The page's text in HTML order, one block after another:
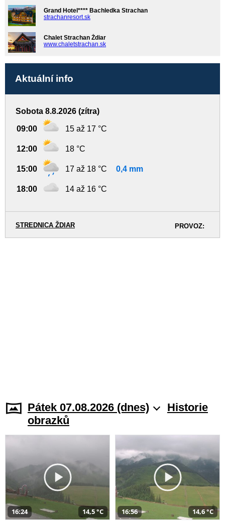
Grand Hotel**** Bachledka Strachan
strachanresort.sk
Chalet Strachan Ždiar
www.chaletstrachan.sk
Aktuální info
Sobota 8.8.2026 (zítra)
09:00 15 až 17 °C
12:00 18 °C
15:00 17 až 18 °C 0,4 mm
18:00 14 až 16 °C
PROVOZ:
STREDNICA ŽDIAR
Pátek 07.08.2026 (dnes)
Historie
obrazků
16:24 14,5 °C 16:56 14,6 °C